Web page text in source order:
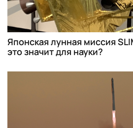
Японская лунная миссия
это значит для науки?